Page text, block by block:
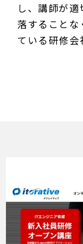
し、講師が
落すること
ている研修会